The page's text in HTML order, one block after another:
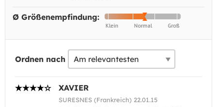
Ø Größenempfindung:
Ordnen nach
XAVIER
SURESNES (Frankreich) 22.01.15